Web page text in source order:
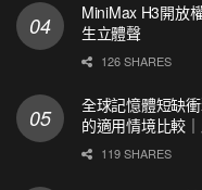
MiniMax H3開放
生立體聲
126 SHARES
全球記憶體短缺
的適用情境比較
119 SHARES